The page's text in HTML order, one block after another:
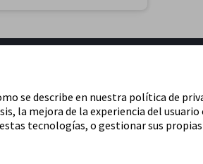
se describe en nuestra política de
la mejora de la experiencia del usuario
tecnologías, o gestionar sus